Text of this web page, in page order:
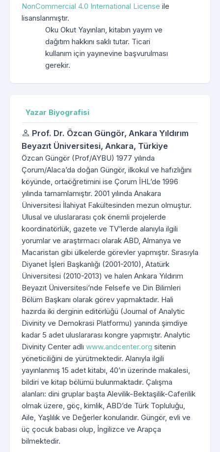
NonCommercial 4.0 International License ile
lisanslanmıştır.
Oku Okut Yayınları, kitabın yayım ve
dağıtım hakkını saklı tutar. Ticari
kullanım için yayınevine başvurulması
gerekir.
Yazar Biyografisi
Prof. Dr. Özcan Güngör, Ankara Yıldırım
Beyazıt Üniversitesi, Ankara, Türkiye
Özcan Güngör (Prof/AYBU) 1977 yılında
Çorum/Alaca’da doğan Güngör, ilkokul ve hafızlığını
köyünde, ortaöğretimini ise Çorum İHL’de 1996
yılında tamamlamıştır. 2001 yılında Anakara
Üniversitesi İlahiyat Fakültesinden mezun olmuştur.
Ulusal ve uluslararası çok önemli projelerde
koordinatörlük, gazete ve TV’lerde alanıyla ilgili
yorumlar ve araştırmacı olarak ABD, Almanya ve
Macaristan gibi ülkelerde görevler yapmıştır. Sırasıyla
Diyanet İşleri Başkanlığı (2001-2010), Atatürk
Üniversitesi (2010-2013) ve halen Ankara Yıldırım
Beyazıt Üniversitesi’nde Felsefe ve Din Bilimleri
Bölüm Başkanı olarak görev yapmaktadır. Hali
hazırda iki derginin editörlüğü (Journal of Analytic
Divinity ve Demokrasi Platformu) yanında şimdiye
kadar 5 adet uluslararası kongre yapmıştır. Analytic
Divinity Center adlı www.andcenter.org sitenin
yöneticiliğini de yürütmektedir. Alanıyla ilgili
yayınlanmış 15 adet kitabı, 40’ın üzerinde makalesi,
bildiri ve kitap bölümü bulunmaktadır. Çalışma
alanları: dini gruplar başta Alevilik-Bektaşilik-Caferilik
olmak üzere, göç, kimlik, ABD’de Türk Topluluğu,
Aile, Yaşlılık ve Değerler konularıdır. Güngör, evli ve
üç çocuk babası olup, İngilizce ve Arapça
bilmektedir.